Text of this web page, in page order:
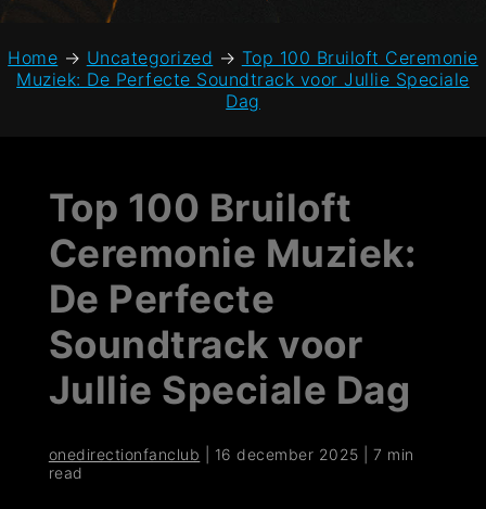
Home → Uncategorized → Top 100 Bruiloft Ceremonie
Muziek: De Perfecte Soundtrack voor Jullie Speciale
Dag
Top 100 Bruiloft
Ceremonie Muziek:
De Perfecte
Soundtrack voor
Jullie Speciale Dag
onedirectionfanclub 16 december 2025 |7 min
read